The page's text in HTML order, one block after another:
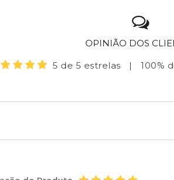
OPINIÃO DOS
5 de 5 estrelas
| 100%